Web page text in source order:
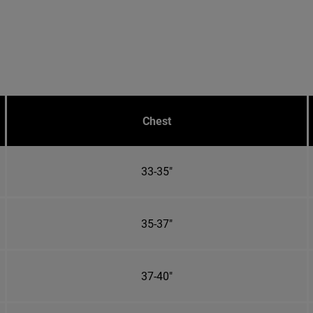
Chest
33-35"
35-37"
37-40"